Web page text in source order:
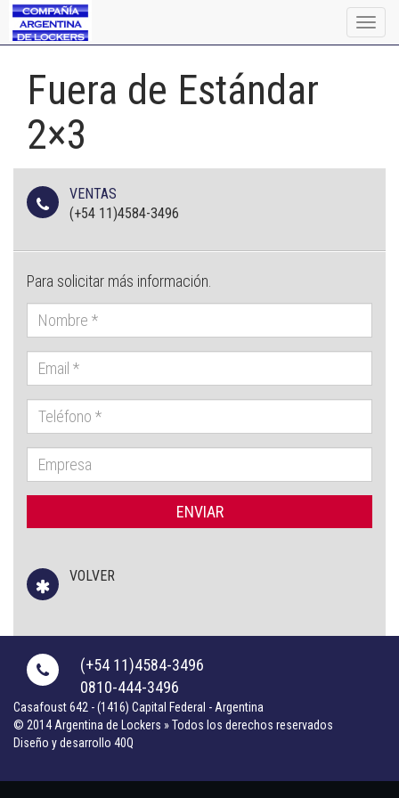
Fuera de Estándar
2×3
VENTAS
(+54 11)4584-3496
Para solicitar más información.
VOLVER
(+54 11)4584-3496
0810-444-3496
Casafoust 642 - (1416) Capital Federal - Argentina
© 2014 Argentina de Lockers » Todos los derechos reservados
Diseño y desarrollo 40Q